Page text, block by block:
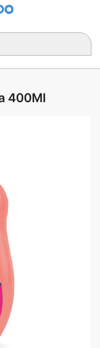
400Ml